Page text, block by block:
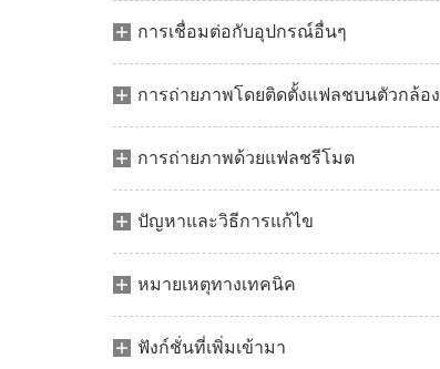
การเชื่อมต่อกับอุปกรณ์อื่นๆ
การถ่ายภาพโดยติดตั้งแฟลชบนตัวกล้อง
การถ่ายภาพด้วยแฟลชรีโมต
ปัญหาและวิธีการแก้ไข
หมายเหตุทางเทคนิค
ฟังก์ชั่นที่เพิ่มเข้ามา